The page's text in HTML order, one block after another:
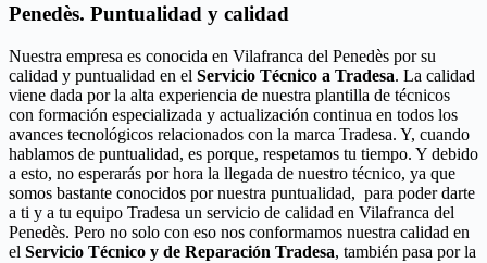
Penedès. Puntualidad y calidad
Nuestra empresa es conocida en Vilafranca del Penedès por su
calidad y puntualidad en el Servicio Técnico a Tradesa. La calidad
viene dada por la alta experiencia de nuestra plantilla de técnicos
con formación especializada y actualización continua en todos los
avances tecnológicos relacionados con la marca Tradesa. Y, cuando
hablamos de puntualidad, es porque, respetamos tu tiempo. Y debido
a esto, no esperarás por hora la llegada de nuestro técnico, ya que
somos bastante conocidos por nuestra puntualidad, para poder darte
a ti y a tu equipo Tradesa un servicio de calidad en Vilafranca del
Penedès. Pero no solo con eso nos conformamos nuestra calidad en
el Servicio Técnico y de Reparación Tradesa, también pasa por la